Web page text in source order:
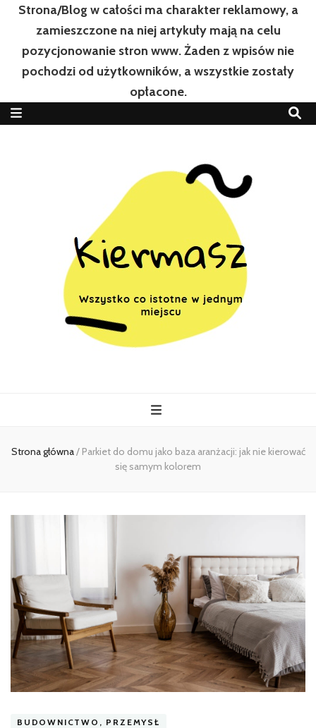
Strona/Blog w całości ma charakter reklamowy, a
zamieszczone na niej artykuły mają na celu
pozycjonowanie stron www. Żaden z wpisów nie
pochodzi od użytkowników, a wszystkie zostały
opłacone.
Strona główna/ Parkiet do domu jako baza aranżacji: jak nie kierować
się samym kolorem
BUDOWNICTWO, PRZEMYSŁ